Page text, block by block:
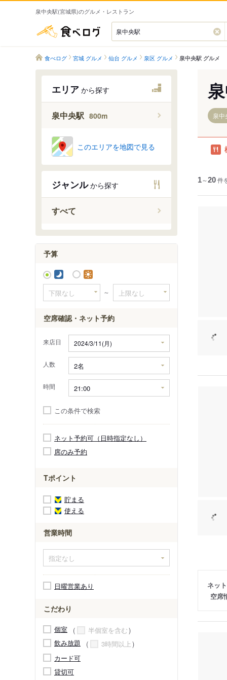
泉中央駅(宮城県)のグルメ・レストラン
食べログ
食べログ 宮城 グルメ 仙台 グルメ 泉区 グルメ 泉中央駅 グルメ
エリア から探す
泉中央駅 800m
このエリアを地図で見る
ジャンルから探す
すべて
予算
～
空席確認・ネット予約
来店日
人数
時間
この条件で検索
ネット予約可（日時指定なし）
席のみ予約
Tポイント
貯まる
使える
営業時間
日曜営業あり
こだわり
個室
半個室を含む
飲み放題
3時間以上
カード可
貸切可
泉中
1～20件
ネッ
空席